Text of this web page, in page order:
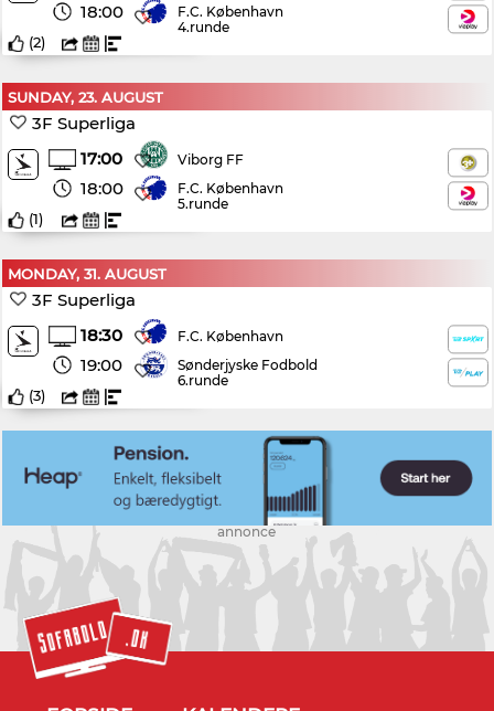
18:00
F.C. København
4.runde
(2)
SUNDAY, 23. AUGUST
3F Superliga
17:00
18:00
Viborg FF
F.C. København
5.runde
(1)
MONDAY, 31. AUGUST
3F Superliga
18:30
19:00
F.C. København
Sønderjyske Fodbold
6.runde
(3)
annonce